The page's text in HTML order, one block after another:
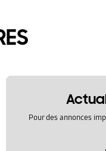
Pour des annonces